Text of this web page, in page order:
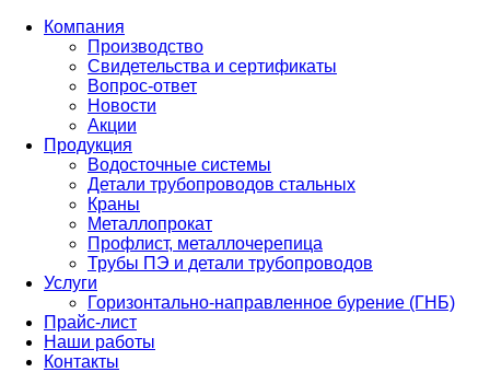
Компания
Производство
Свидетельства и сертификаты
Вопрос-ответ
Новости
Акции
Продукция
Водосточные системы
Детали трубопроводов стальных
Краны
Металлопрокат
Профлист, металлочерепица
Трубы ПЭ и детали трубопроводов
Услуги
Горизонтально-направленное бурение (ГНБ)
Прайс-лист
Наши работы
Контакты